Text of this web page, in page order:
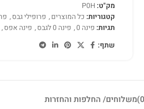
מק"ט: P0H
קטגוריות: כל המוצרים, פרופילי גבס,
תגיות: פינה 0 , פינה 0 לגבס , פינה אפס,
שתף:
משלוחים/ החלפות והחזרות